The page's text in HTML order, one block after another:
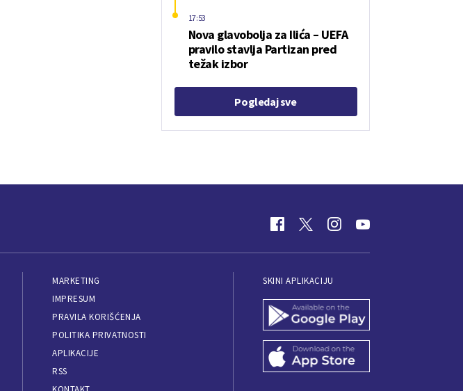
Nova glavobolja za Ilića – UEFA
pravilo stavlja Partizan pred
težak izbor
17:53
Pogledaj sve
MARKETING
IMPRESUM
PRAVILA KORIŠĆENJA
POLITIKA PRIVATNOSTI
APLIKACIJE
RSS
SKINI APLIKACIJU